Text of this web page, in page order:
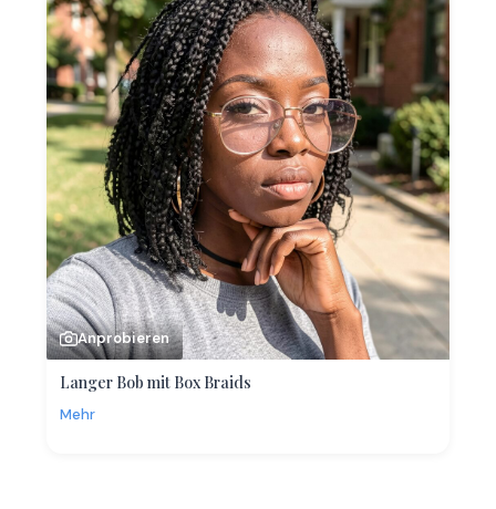
Anprobieren
Langer Bob mit Box Braids
Mehr